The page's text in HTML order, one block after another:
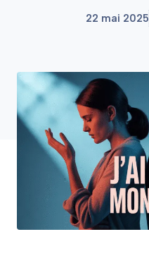
22 mai 2025